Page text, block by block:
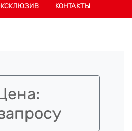
КОНТАКТЫ